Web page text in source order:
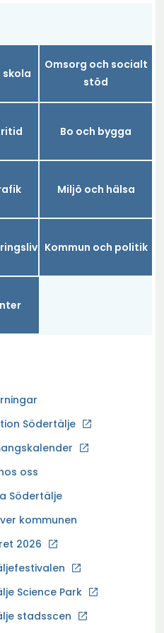
skola
Omsorg och socialt
stöd
Bo och bygga
Miljö och hälsa
Kommun och politik
Södertälje
oss
Södertälje
kommunen
2026
Science Park
stadsscen